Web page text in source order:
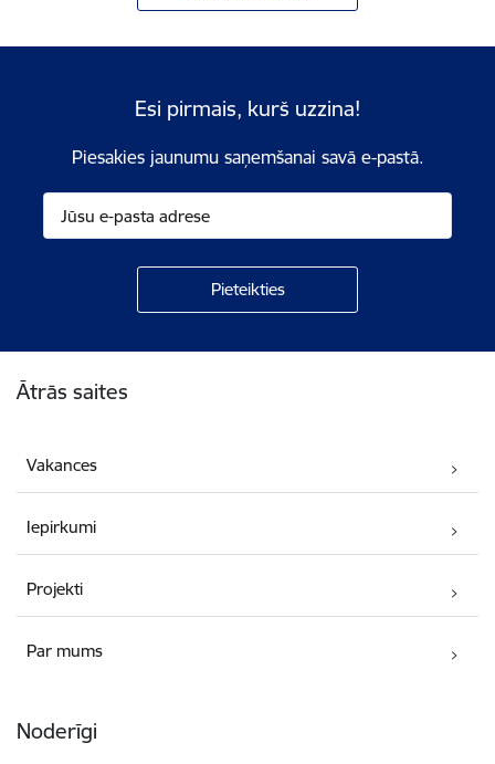
Esi pirmais, kurš uzzina!
Piesakies jaunumu saņemšanai savā e-pastā.
Ātrās saites
Vakances
Iepirkumi
Projekti
Par mums
Noderīgi